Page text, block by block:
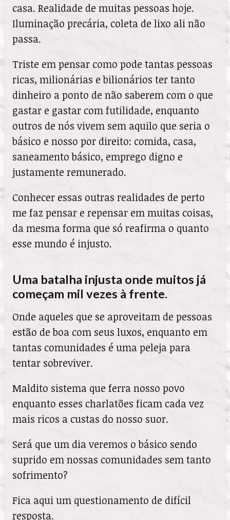
casa. Realidade de muitas pessoas hoje.
Iluminação precária, coleta de lixo ali não
passa.
Triste em pensar como pode tantas pessoas
ricas, milionárias e bilionários ter tanto
dinheiro a ponto de não saberem com o que
gastar e gastar com futilidade, enquanto
outros de nós vivem sem aquilo que seria o
básico e nosso por direito: comida, casa,
saneamento básico, emprego digno e
justamente remunerado.
Conhecer essas outras realidades de perto
me faz pensar e repensar em muitas coisas,
da mesma forma que só reafirma o quanto
esse mundo é injusto.
Uma batalha injusta onde muitos já
começam mil vezes à frente.
Onde aqueles que se aproveitam de pessoas
estão de boa com seus luxos, enquanto em
tantas comunidades é uma peleja para
tentar sobreviver.
Maldito sistema que ferra nosso povo
enquanto esses charlatões ficam cada vez
mais ricos a custas do nosso suor.
Será que um dia veremos o básico sendo
suprido em nossas comunidades sem tanto
sofrimento?
Fica aqui um questionamento de difícil
resposta.